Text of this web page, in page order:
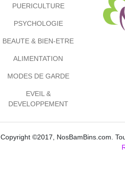
PUERICULTURE
PSYCHOLOGIE
BEAUTE & BIEN-ETRE
ALIMENTATION
MODES DE GARDE
EVEIL &
DEVELOPPEMENT
Copyright ©2017, NosBamBins.com.